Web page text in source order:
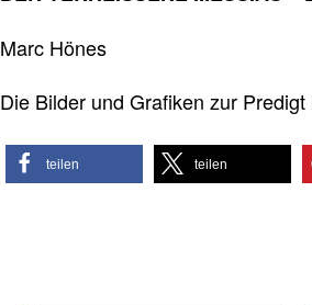
Marc Hönes
Die Bilder und Grafiken zur
teilen teilen